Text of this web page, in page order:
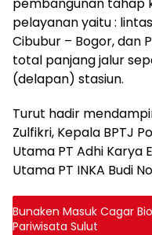
pelayanan yaitu :
Cibubur – Bogor, dan
total panjang jalur
(delapan) stasiun.
Turut hadir
Zulfikri, Kepala BPTJ
Utama PT Adhi Karya
Utama PT INKA Budi
Bunaken Masuk Cagar
Pariwisata Sulut